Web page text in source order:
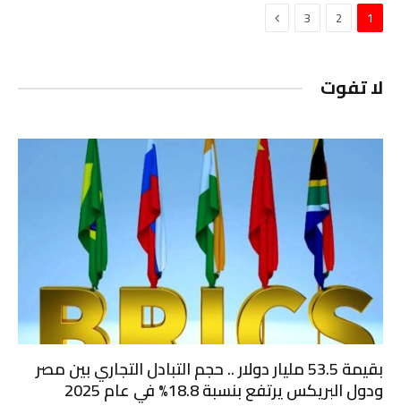
1
2
3 التالي
لا تفوت
بقيمة 53.5 مليار دولار .. حجم التبادل التجاري بين مصر
ودول البريكس يرتفع بنسبة 18.8% في عام 2025